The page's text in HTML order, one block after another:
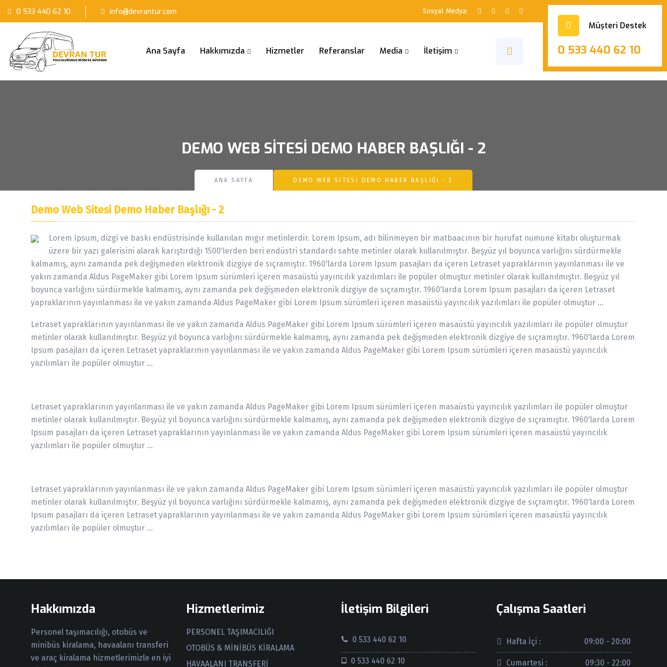
Müşteri Destek
0 533 440 62 10
0 533 440 62 10 info@devrantur.com Sosyal Medya:
Ana Sayfa Hakkımızda Hizmetler Referanslar Media İletişim
DEMO WEB SITESI DEMO HABER BAŞLIĞI - 2
ANA SAYFA DEMO WEB SITESI DEMO HABER BAŞLIĞI - 2
Demo Web Sitesi Demo Haber Başlığı - 2
Lorem Ipsum, dizgi ve baskı endüstrisinde kullanılan mıgır metinlerdir. Lorem Ipsum, adı bilinmeyen bir matbaacının bir hurufat numune kitabı oluşturmak
üzere bir yazı galerisini alarak karıştırdığı 1500'lerden beri endüstri standardı sahte metinler olarak kullanılmıştır. Beşyüz yıl boyunca varlığını sürdürmekle
kalmamış, aynı zamanda pek değişmeden elektronik dizgiye de sıçramıştır. 1960'larda Lorem Ipsum pasajları da içeren Letraset yapraklarının yayınlanması ile ve
yakın zamanda Aldus PageMaker gibi Lorem Ipsum sürümleri içeren masaüstü yayıncılık yazılımları ile popüler olmuştur metinler olarak kullanılmıştır. Beşyüz yıl
boyunca varlığını sürdürmekle kalmamış, aynı zamanda pek değişmeden elektronik dizgiye de sıçramıştır. 1960'larda Lorem Ipsum pasajları da içeren Letraset
yapraklarının yayınlanması ile ve yakın zamanda Aldus PageMaker gibi Lorem Ipsum sürümleri içeren masaüstü yayıncılık yazılımları ile popüler olmuştur ...
Letraset yapraklarının yayınlanması ile ve yakın zamanda Aldus PageMaker gibi Lorem Ipsum sürümleri içeren masaüstü yayıncılık yazılımları ile popüler olmuştur
metinler olarak kullanılmıştır. Beşyüz yıl boyunca varlığını sürdürmekle kalmamış, aynı zamanda pek değişmeden elektronik dizgiye de sıçramıştır. 1960'larda Lorem
Ipsum pasajları da içeren Letraset yapraklarının yayınlanması ile ve yakın zamanda Aldus PageMaker gibi Lorem Ipsum sürümleri içeren masaüstü yayıncılık
yazılımları ile popüler olmuştur ...
Letraset yapraklarının yayınlanması ile ve yakın zamanda Aldus PageMaker gibi Lorem Ipsum sürümleri içeren masaüstü yayıncılık yazılımları ile popüler olmuştur
metinler olarak kullanılmıştır. Beşyüz yıl boyunca varlığını sürdürmekle kalmamış, aynı zamanda pek değişmeden elektronik dizgiye de sıçramıştır. 1960'larda Lorem
Ipsum pasajları da içeren Letraset yapraklarının yayınlanması ile ve yakın zamanda Aldus PageMaker gibi Lorem Ipsum sürümleri içeren masaüstü yayıncılık
yazılımları ile popüler olmuştur ...
Letraset yapraklarının yayınlanması ile ve yakın zamanda Aldus PageMaker gibi Lorem Ipsum sürümleri içeren masaüstü yayıncılık yazılımları ile popüler olmuştur
metinler olarak kullanılmıştır. Beşyüz yıl boyunca varlığını sürdürmekle kalmamış, aynı zamanda pek değişmeden elektronik dizgiye de sıçramıştır. 1960'larda Lorem
Ipsum pasajları da içeren Letraset yapraklarının yayınlanması ile ve yakın zamanda Aldus PageMaker gibi Lorem Ipsum sürümleri içeren masaüstü yayıncılık
yazılımları ile popüler olmuştur ...
Hakkımızda
Personel taşımacılığı, otobüs ve
minibüs kiralama, havaalanı transferi
ve araç kiralama hizmetlerimizle en iyi
Hizmetlerimiz
PERSONEL TAŞIMACILIĞI
OTOBÜS & MİNİBÜS KİRALAMA
HAVAALANI TRANSFERİ
İletişim Bilgileri
0 533 440 62 10
0 533 440 62 10
Çalışma Saatleri
Hafta İçi : 09:00 - 20:00
Cumartesi : 09:30 - 22:00